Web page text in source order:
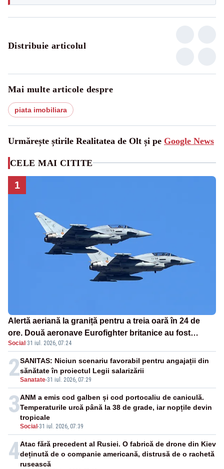
Distribuie articolul
Mai multe articole despre
piata imobiliara
Urmărește știrile Realitatea de Olt și pe Google News
CELE MAI CITITE
1
Alertă aeriană la graniță pentru a treia oară în 24 de
ore. Două aeronave Eurofighter britanice au fost
ridicate de la sol
Social ·31 iul. 2026, 07:24
2Sanatate-31 iul. 2026, 07:29
SANITAS: Niciun scenariu favorabil pentru angajații din
sănătate în proiectul Legii salarizării
3
Social -31 iul. 2026, 07:39
ANM a emis cod galben și cod portocaliu de caniculă.
Temperaturile urcă până la 38 de grade, iar nopțile devin
tropicale
4Atac fără precedent al Rusiei. O fabrică de drone din Kiev
deținută de o companie americană, distrusă de o rachetă
rusească